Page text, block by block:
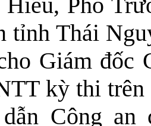
tỉnh Thái
Giám đốc
kỳ thi
Công